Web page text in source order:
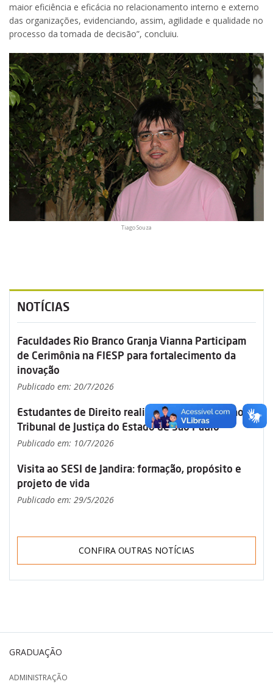
maior eficiência e eficácia no relacionamento interno e externo
das organizações, evidenciando, assim, agilidade e qualidade no
processo da tomada de decisão”, concluiu.
Tiago Souza
NOTÍCIAS
Faculdades Rio Branco Granja Vianna Participam
de Cerimônia na FIESP para fortalecimento da
inovação
Publicado em: 20/7/2026
Estudantes de Direito realizam visita técnica ao
Tribunal de Justiça do Estado de São Paulo
Publicado em: 10/7/2026
Visita ao SESI de Jandira: formação, propósito e
projeto de vida
Publicado em: 29/5/2026
CONFIRA OUTRAS NOTÍCIAS
GRADUAÇÃO
ADMINISTRAÇÃO